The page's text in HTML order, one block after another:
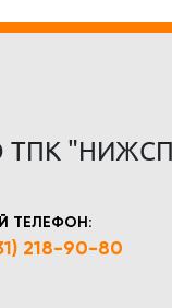
ТЕЛЕФОН:
218-90-80